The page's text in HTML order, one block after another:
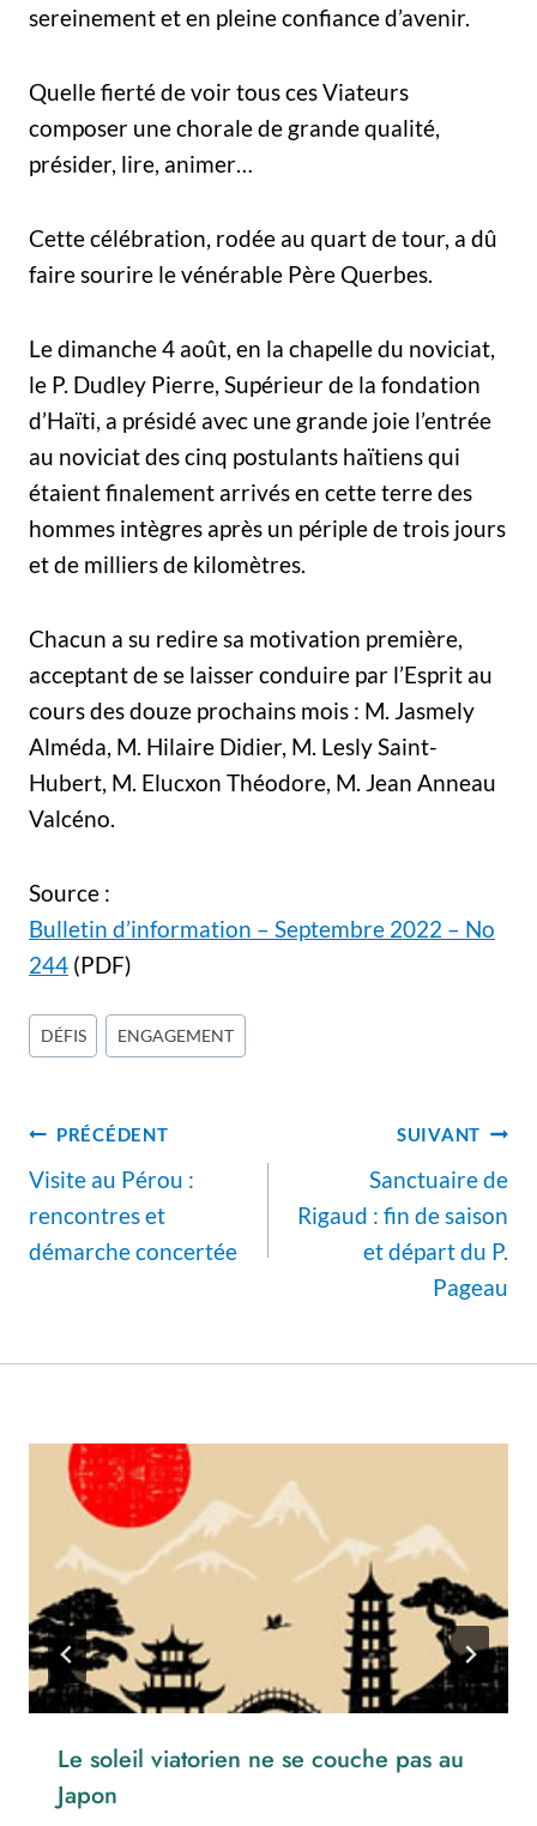
sereinement et en pleine confiance d’avenir.
Quelle fierté de voir tous ces Viateurs
composer une chorale de grande qualité,
présider, lire, animer…
Cette célébration, rodée au quart de tour, a dû
faire sourire le vénérable Père Querbes.
Le dimanche 4 août, en la chapelle du noviciat,
le P. Dudley Pierre, Supérieur de la fondation
d’Haïti, a présidé avec une grande joie l’entrée
au noviciat des cinq postulants haïtiens qui
étaient finalement arrivés en cette terre des
hommes intègres après un périple de trois jours
et de milliers de kilomètres.
Chacun a su redire sa motivation première,
acceptant de se laisser conduire par l’Esprit au
cours des douze prochains mois : M. Jasmely
Alméda, M. Hilaire Didier, M. Lesly Saint-
Hubert, M. Elucxon Théodore, M. Jean Anneau
Valcéno.
Source :
Bulletin d’information – Septembre 2022 – No
244 (PDF)
Étiquettes
de
publication :
DÉFIS ENGAGEMENT
Navigation
de
l’article
PRÉCÉDENT
Visite au Pérou :
rencontres et
démarche concertée
SUIVANT
Sanctuaire de
Rigaud : fin de saison
et départ du P.
Pageau
Le soleil viatorien ne se couche pas au
Japon